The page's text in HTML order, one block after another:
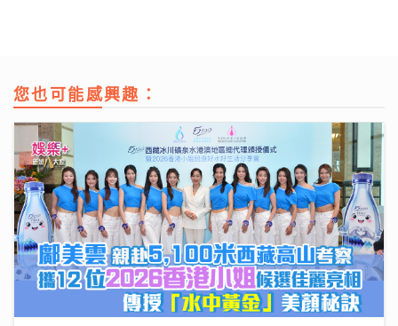
您也可能感興趣：